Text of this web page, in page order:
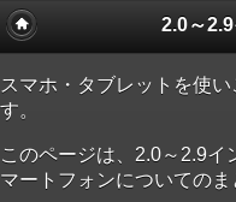
スマホ・タブレットを使
す。
このページは、2.0～2.9イ
マートフォンについてのま